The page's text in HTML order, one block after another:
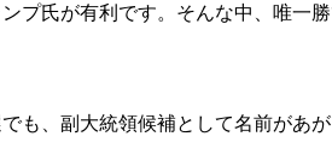
プ氏が有利です。そんな中、唯
も、副大統領候補として名前があが